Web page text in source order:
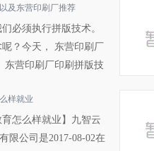
及东营印刷厂推荐
必须执行拼版技术。
？今天， 东营印刷厂
东营印刷厂印刷拼版技
在展...
样就业
育怎么样就业】九智云
限公司是2017-08-02在